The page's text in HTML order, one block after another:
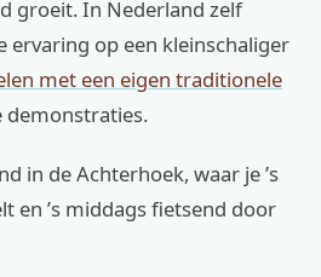
groeit. In Nederland zelf
ervaring op een kleinschaliger
met een eigen traditionele
demonstraties.
in de Achterhoek, waar je ’s
en ’s middags fietsend door